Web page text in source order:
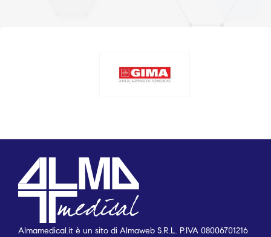
Almamedical.it è un sito di Almaweb S.R.L. P.IVA 08006701216